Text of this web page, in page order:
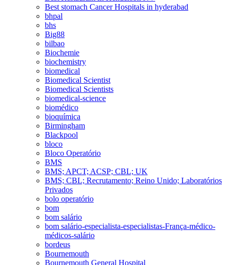
Best stomach Cancer Hospitals in hyderabad
bhpal
bhs
Big88
bilbao
Biochemie
biochemistry
biomedical
Biomedical Scientist
Biomedical Scientists
biomedical-science
biomédico
bioquímica
Birmingham
Blackpool
bloco
Bloco Operatório
BMS
BMS; APCT; ACSP; CBL; UK
BMS; CBL; Recrutamento; Reino Unido; Laboratórios
Privados
bolo operatório
bom
bom salário
bom salário-especialista-especialistas-França-médico-
médicos-salário
bordeus
Bournemouth
Bournemouth General Hospital